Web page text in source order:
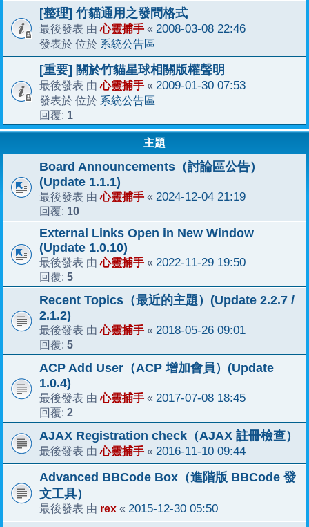
[整理] 竹貓通用之發問格式
最後發表 由心靈捕手 « 2008-03-08 22:46
發表於 位於 系統公告區
[重要] 關於竹貓星球相關版權聲明
最後發表 由心靈捕手 « 2009-01-30 07:53
發表於 位於 系統公告區
回覆: 1
主題
Board Announcements（討論區公告）
(Update 1.1.1)
最後發表 由心靈捕手 « 2024-12-04 21:19
回覆: 10
External Links Open in New Window
(Update 1.0.10)
最後發表 由心靈捕手 « 2022-11-29 19:50
回覆: 5
Recent Topics（最近的主題）(Update 2.2.7 /
2.1.2)
最後發表 由心靈捕手 « 2018-05-26 09:01
回覆: 5
ACP Add User（ACP 增加會員）(Update
1.0.4)
最後發表 由心靈捕手 « 2017-07-08 18:45
回覆: 2
AJAX Registration check（AJAX 註冊檢查）
最後發表 由心靈捕手 « 2016-11-10 09:44
Advanced BBCode Box（進階版 BBCode 發
文工具）
最後發表 由 rex « 2015-12-30 05:50